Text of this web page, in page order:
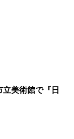
美術館で『日